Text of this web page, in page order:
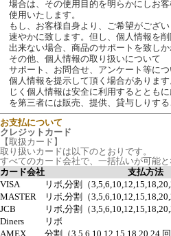
場合は、その使用目的を明らかにしお
使用いたします。
もし、お客様自身より、ご希望がござ
速やかに致します。但し、個人情報を
出来ない場合、商品のサポートを致しか
その他、個人情報の取り扱いについて
サポート、お問合せ、アンケート等に
個人情報を提示して頂く場合がありま
じく個人情報は安全に利用するととも
を第三者には販売、提供、貸与しりする
お支払について
クレジットカード
【取扱カード】
取り扱いカードは以下のとおりです。
すべてのカード会社で、一括払いが可能と
カード会社
支払方法
VISA
リボ,分割（
MASTER
リボ,分割（
JCB
リボ,分割（
Diners
リボ
AMEX
分割（3,5,6,10,12,15,18,20,24